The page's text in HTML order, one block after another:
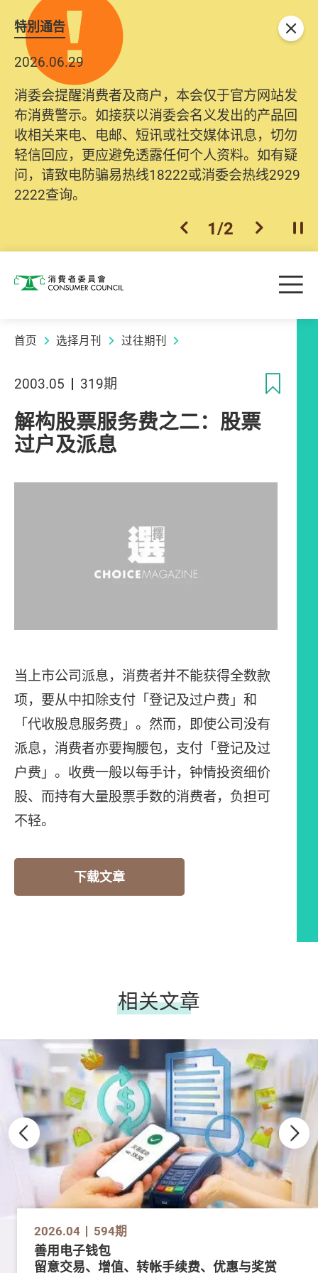
特別通告
2026.06.29
消委会提醒消费者及商户，本会仅于官方网站发
布消费警示。如接获以消委会名义发出的产品回
收相关来电、电邮、短讯或社交媒体讯息，切勿
轻信回应，更应避免透露任何个人资料。如有疑
问，请致电防骗易热线18222或消委会热线2929
2222查询。
上一个
1/2 下一个开
关闭
消费者委员会 目
首页 选择月刊 过往期刊
2003.05 319期
解构股票服务费之二：股票
过户及派息
当上市公司派息，消费者并不能获得全数款
项，要从中扣除支付「登记及过户费」和
「代收股息服务费」。然而，即使公司没有
派息，消费者亦要掏腰包，支付「登记及过
户费」。收费一般以每手计，钟情投资细价
股、而持有大量股票手数的消费者，负担可
不轻。
下载文章
相关文章
2026.04 594期
善用电子钱包
留意交易、增值、转帐手续费、优惠与奖赏